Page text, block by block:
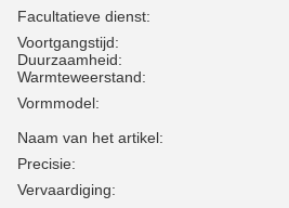
Facultatieve dienst:
Voortgangstijd:
Duurzaamheid:
Warmteweerstand:
Vormmodel:
Naam van het artikel:
Precisie:
Vervaardiging: